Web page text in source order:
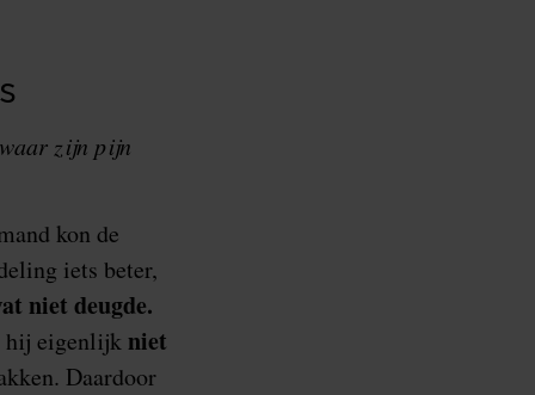
zijn pijn
kon de
iets beter,
niet deugde.
hij eigenlijk niet
Daardoor